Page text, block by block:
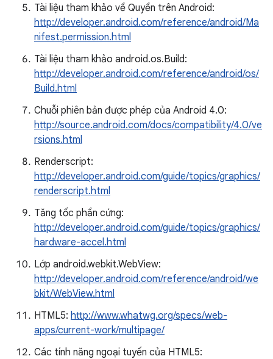
Tài liệu tham khảo về Quyền trên Android:
http://developer.android.com/reference/android/Ma
nifest.permission.html
Tài liệu tham khảo android.os.Build:
http://developer.android.com/reference/android/os/
Build.html
Chuỗi phiên bản được phép của Android 4.0:
http://source.android.com/docs/compatibility/4.0/ve
rsions.html
Renderscript:
http://developer.android.com/guide/topics/graphics/
renderscript.html
Tăng tốc phần cứng:
http://developer.android.com/guide/topics/graphics/
hardware-accel.html
Lớp android.webkit.WebView:
http://developer.android.com/reference/android/we
bkit/WebView.html
HTML5: http://www.whatwg.org/specs/web-
apps/current-work/multipage/
Các tính năng ngoại tuyến của HTML5: